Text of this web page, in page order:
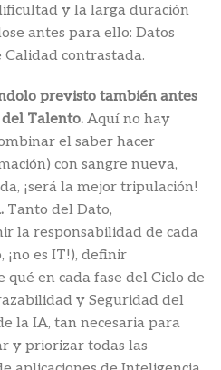
y la larga duración
antes para ello: Datos
Calidad contrastada.
previsto también antes
del Talento. Aquí no hay
el saber hacer
con sangre nueva,
¡será la mejor tripulación!
Tanto del Dato,
la responsabilidad de cada
¡no es IT!), definir
en cada fase del Ciclo de
y Seguridad del
la IA, tan necesaria para
y priorizar todas las